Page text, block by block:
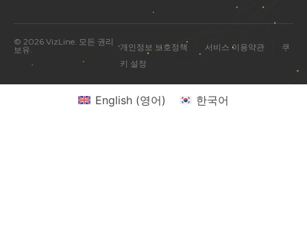
© 2026 VizLine. 모든 권리
보유.
개인정보 보호정책 서비스 이용약관
쿠
키 설정
English(영어) 한국어